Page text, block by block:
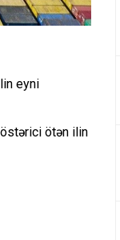
eyni
ötən ilin